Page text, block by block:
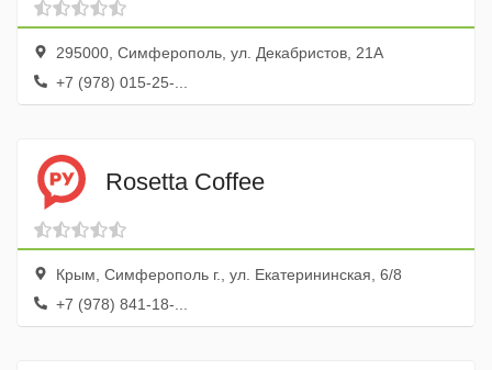
295000, Симферополь, ул. Декабристов, 21А
+7 (978) 015-25-...
Rosetta Coffee
Крым, Симферополь г., ул. Екатерининская, 6/8
+7 (978) 841-18-...